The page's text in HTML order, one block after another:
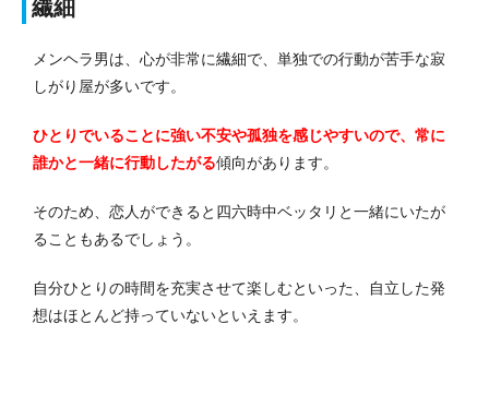
繊細
メンヘラ男は、心が非常に繊細で、単独での行動が苦手な寂
しがり屋が多いです。
ひとりでいることに強い不安や孤独を感じやすいので、常に
誰かと一緒に行動したがる傾向があります。
そのため、恋人ができると四六時中ベッタリと一緒にいたが
ることもあるでしょう。
自分ひとりの時間を充実させて楽しむといった、自立した発
想はほとんど持っていないといえます。